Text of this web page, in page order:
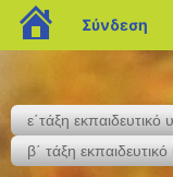
ε΄τάξη εκπαιδευτικό
β΄ τάξη εκπαιδευτικό
blogs.sch.gr
Σύνδεση